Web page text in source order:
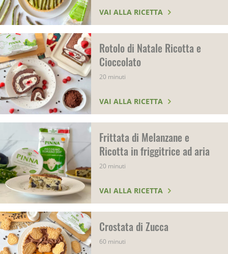
VAI ALLA RICETTA
Rotolo di Natale Ricotta e
Cioccolato
20 minuti
VAI ALLA RICETTA
Frittata di Melanzane e
Ricotta in friggitrice ad aria
20 minuti
VAI ALLA RICETTA
Crostata di Zucca
60 minuti